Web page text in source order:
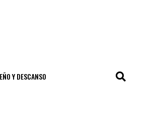
Y DESCANSO